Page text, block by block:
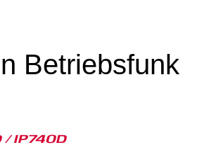
Betriebsfunk
/ IP740D